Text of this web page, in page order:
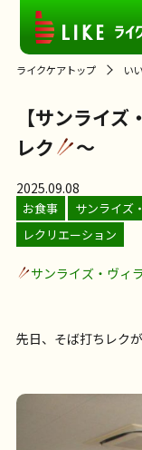
ライクケアトップ い
【サンライ
レク
～
2025.09.08
お食事 サンライズ
レクリエーション
サンライズ・ヴィ
先日、そば打ちレク